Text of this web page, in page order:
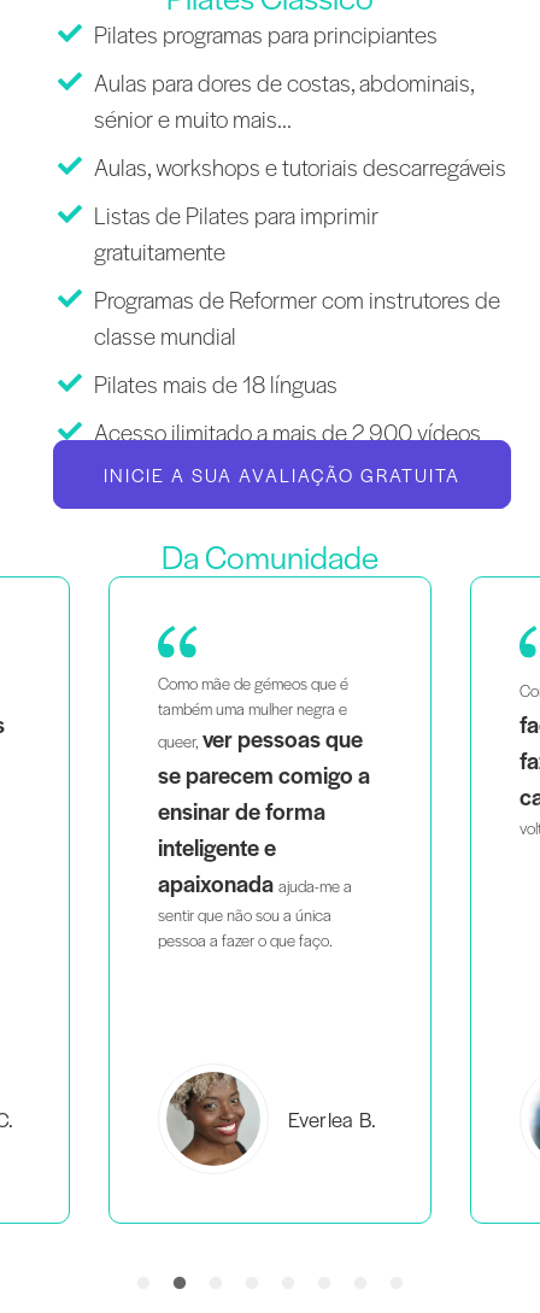
Pilates programas para principiantes
Aulas para dores de costas, abdominais,
sénior e muito mais...
Aulas, workshops e tutoriais descarregáveis
Listas de Pilates para imprimir
gratuitamente
Programas de Reformer com instrutores de
classe mundial
Pilates mais de 18 línguas
Acesso ilimitado a mais de 2 900 vídeos
INICIE A SUA AVALIAÇÃO GRATUITA
Da Comunidade
Como mãe de gémeos que é
também uma mulher negra e
queer, ver pessoas que
se parecem comigo a
ensinar de forma
inteligente e
apaixonada ajuda-me a
sentir que não sou a única
pessoa a fazer o que faço.
Everlea B.